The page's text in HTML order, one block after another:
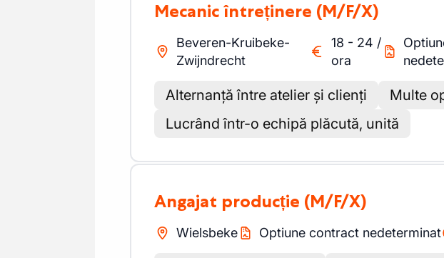
Mecanic întreținere (M/F/X)
Beveren-Kruibeke-
Zwijndrecht
18 - 24 /
ora
Alternanță între atelier și clienți
Multe
Lucrând într-o echipă plăcută, unită
Angajat producție (M/F/X)
Wielsbeke Optiune contract nedeterminat